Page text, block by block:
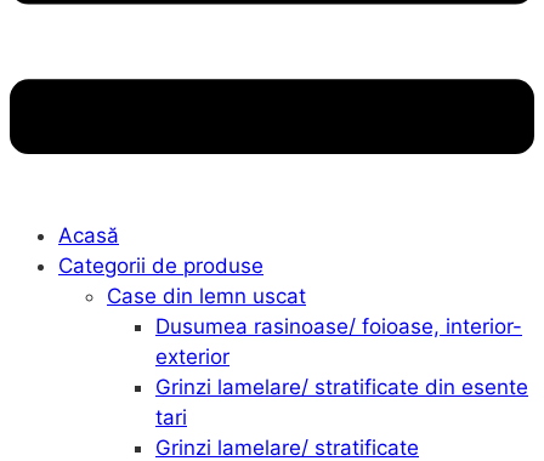
Acasă
Categorii de produse
Case din lemn uscat
Dusumea rasinoase/ foioase, interior-
exterior
Grinzi lamelare/ stratificate din esente
tari
Grinzi lamelare/ stratificate